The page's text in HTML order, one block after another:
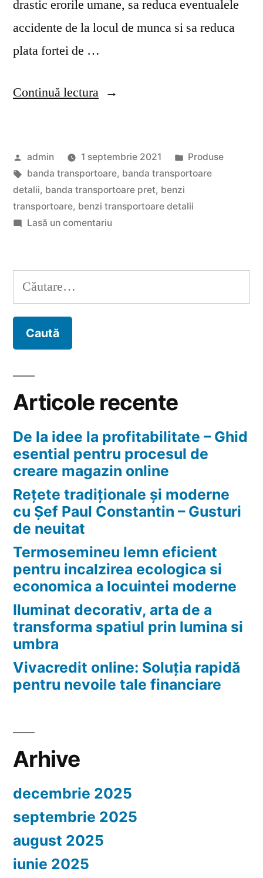
drastic erorile umane, sa reduca eventualele
accidente de la locul de munca si sa reduca
plata fortei de …
Continuă lectura„Benzi
Principalele
avantaje”
Publicat
de
admin 1 septembrie 2021
Publicat
în
Produse
Etichete:
banda transportoare, banda transportoare
detalii, banda transportoare pret, benzi
transportoare, benzi transportoare detalii
Lasă un comentariula
–
avantaje
Caută
după:
Articole recente
De la idee la profitabilitate – Ghid
esential pentru procesul de
creare magazin online
Rețete tradiționale și moderne
cu Șef Paul Constantin – Gusturi
de neuitat
Termosemineu lemn eficient
pentru incalzirea ecologica si
economica a locuintei moderne
Iluminat decorativ, arta de a
transforma spatiul prin lumina si
umbra
Vivacredit online: Soluția rapidă
pentru nevoile tale financiare
Arhive
decembrie 2025
septembrie 2025
august 2025
iunie 2025